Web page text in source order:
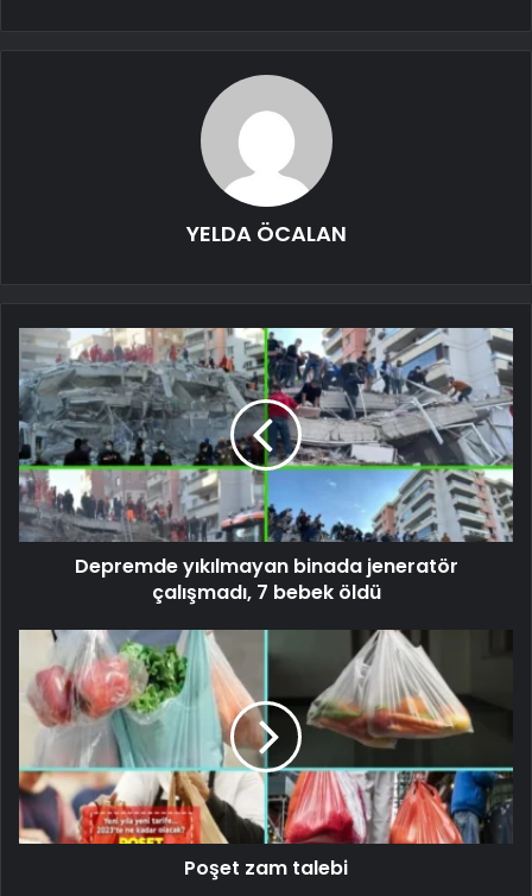
YELDA ÖCALAN
Depremde yıkılmayan binada jeneratör
çalışmadı, 7 bebek öldü
Poşet zam talebi